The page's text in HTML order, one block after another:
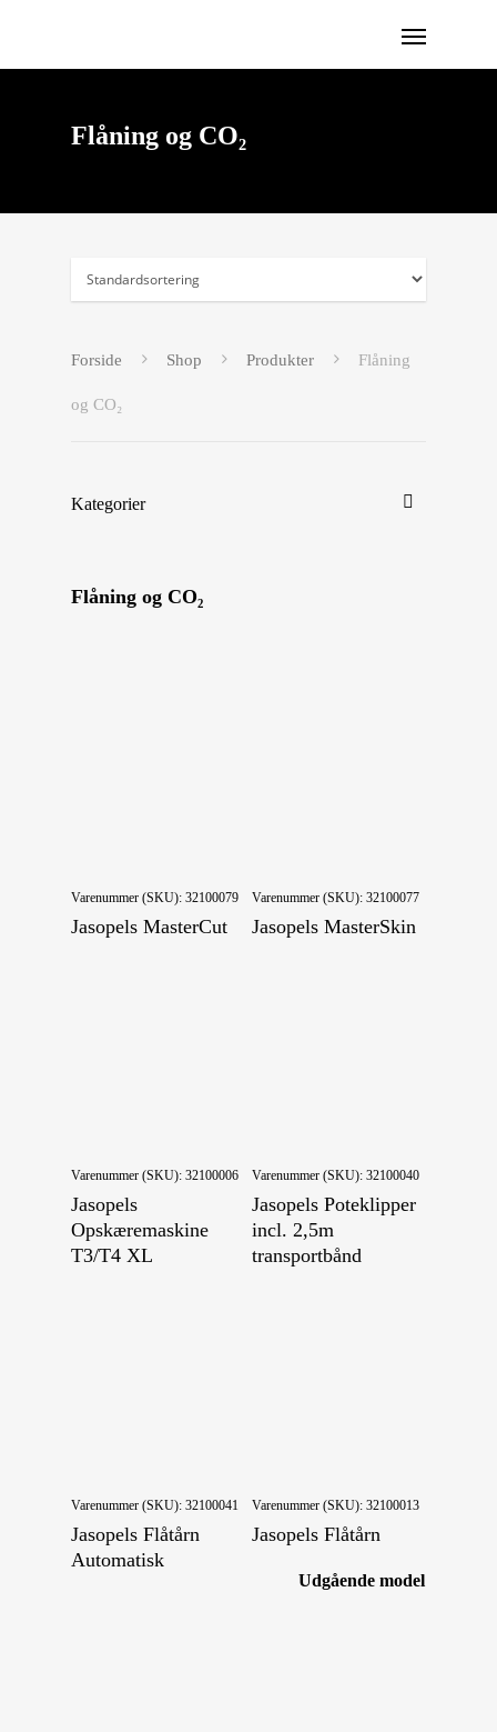
Flåning og CO₂
Forside Shop Produkter Flåning
og CO₂
Kategorier
Haller
Flåning og CO₂
Varenummer (SKU): 32100079
Jasopels MasterCut
Varenummer (SKU): 32100077
Jasopels MasterSkin
Varenummer (SKU): 32100006
Jasopels
Opskæremaskine
T3/T4 XL
Varenummer (SKU): 32100040
Jasopels Poteklipper
incl. 2,5m
transportbånd
Varenummer (SKU): 32100041
Jasopels Flåtårn
Automatisk
Varenummer (SKU): 32100013
Jasopels Flåtårn
Udgående model